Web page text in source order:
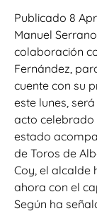
Publicado 8
Manuel
colaboración
Fernández,
cuente con su
este lunes,
acto celebrado
estado
de Toros de
Coy, el alcalde
ahora con el
Según ha